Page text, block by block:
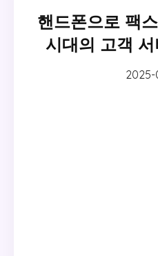
핸드폰으로 팩
시대의 고객
2025-